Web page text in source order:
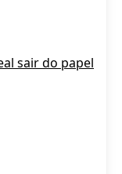
sair do papel